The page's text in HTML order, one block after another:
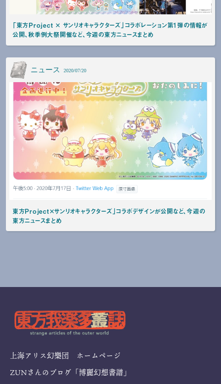
「東方Project × サンリオキャラクターズ」コラボレーション第1弾の情報が
公開、秋季例大祭開催など、今週の東方ニュースまとめ
ニュース 2020/07/20
東方Project×サンリオキャラクターズ」コラボデザインが公開など、今週の
東方ニュースまとめ
上海アリス幻樂団 ホームページ
ZUNさんのブログ「博麗幻想書譜」